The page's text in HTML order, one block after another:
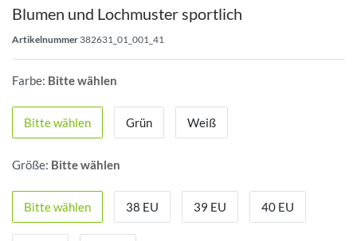
Blumen und Lochmuster sportlich
Artikelnummer 382631_01_001_41
Farbe: Bitte wählen
Bitte wählen Grün Weiß
Größe: Bitte wählen
Bitte wählen 38 EU 39 EU 40 EU